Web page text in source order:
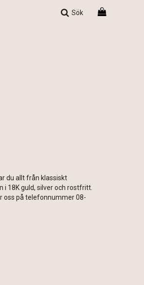
Sök
du allt från klassiskt
18K guld, silver och rostfritt.
oss på telefonnummer 08-